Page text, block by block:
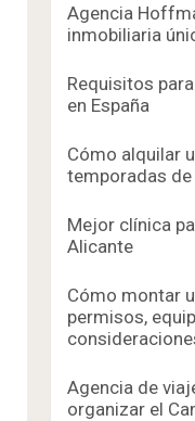
Agencia
inmobiliaria
Requisitos
en España
Cómo alquilar
temporadas
Mejor clínica
Alicante
Cómo montar
permisos,
Agencia de
organizar el